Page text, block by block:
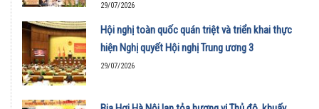
29/07/2026
Hội nghị toàn quốc quán triệt và triển khai thực
hiện Nghị quyết Hội nghị Trung ương 3
29/07/2026